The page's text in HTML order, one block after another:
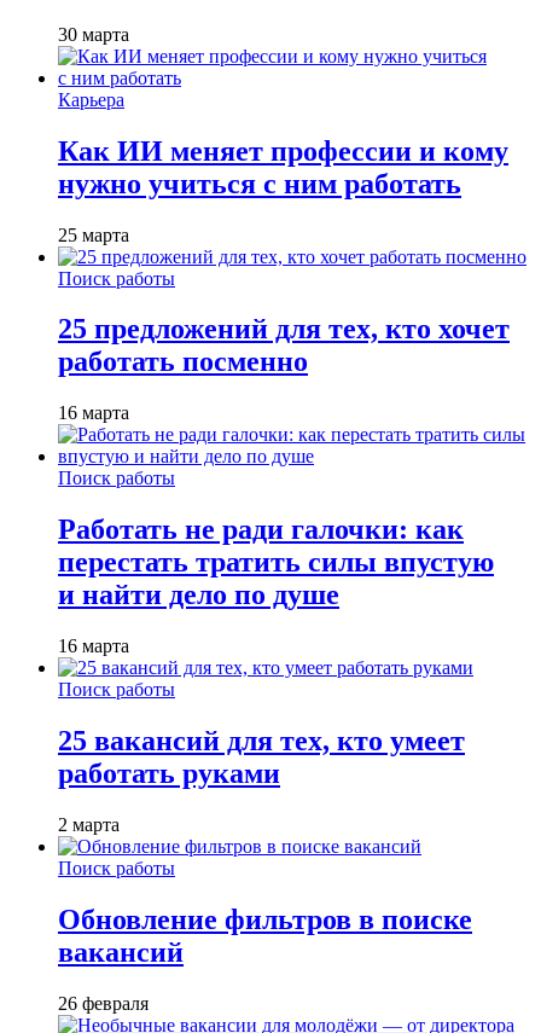
30 марта
Карьера
Как ИИ меняет профессии и кому
нужно учиться с ним работать
25 марта
Поиск работы
25 предложений для тех, кто хочет
работать посменно
16 марта
Поиск работы
Работать не ради галочки: как
перестать тратить силы впустую
и найти дело по душе
16 марта
Поиск работы
25 вакансий для тех, кто умеет
работать руками
2 марта
Поиск работы
Обновление фильтров в поиске
вакансий
26 февраля